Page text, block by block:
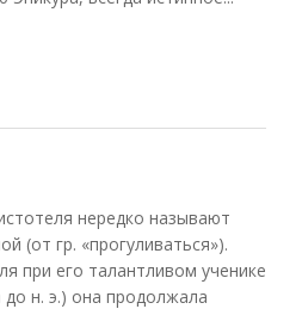
нередко называют
(от гр. «прогуливаться»).
при его талантливом ученике
н. э.) она продолжала